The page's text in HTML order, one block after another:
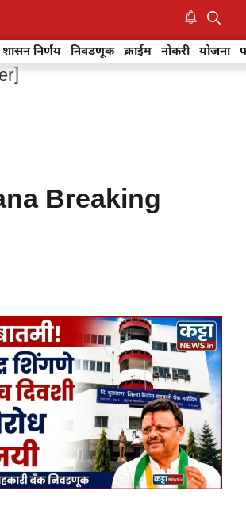
शासन निर्णय निवडणूक क्राईम नोकरी योजना
Breaking